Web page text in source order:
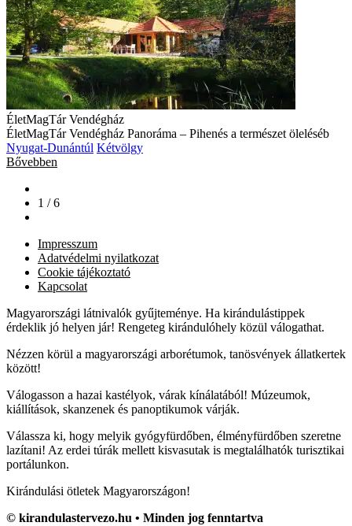
ÉletMagTár Vendégház
ÉletMagTár Vendégház Panoráma – Pihenés a természet öleléséb
Nyugat-Dunántúl Kétvölgy
Bővebben
1 / 6
Impresszum
Adatvédelmi nyilatkozat
Cookie tájékoztató
Kapcsolat
Magyarországi látnivalók gyűjteménye. Ha kirándulástippek
érdeklik jó helyen jár! Rengeteg kirándulóhely közül válogathat.
Nézzen körül a magyarországi arborétumok, tanösvények állatkertek
között!
Válogasson a hazai kastélyok, várak kínálatából! Múzeumok,
kiállítások, skanzenek és panoptikumok várják.
Válassza ki, hogy melyik gyógyfürdőben, élményfürdőben szeretne
lazítani! Az erdei túrák mellett kisvasutak is megtalálhatók turisztikai
portálunkon.
Kirándulási ötletek Magyarországon!
© kirandulastervezo.hu • Minden jog fenntartva